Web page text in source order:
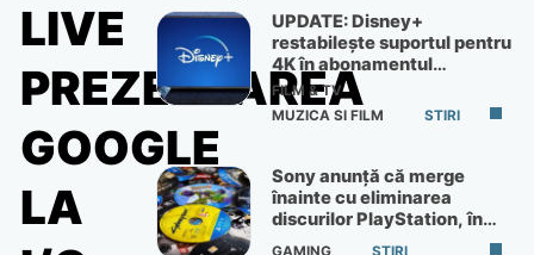
LIVE
PREZENTAREA
GOOGLE
LA
UPDATE: Disney+
restabilește suportul pentru
4K în abonamentul
Premium
FILM & TV
MUZICA SI FILM
STIRI
Sony anunță că merge
înainte cu eliminarea
discurilor PlayStation, în
ciuda protestelor
GAMING STIRI